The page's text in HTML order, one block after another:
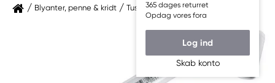
365 dages returret
Opdag vores fora
Log ind
Skab konto
Blyanter, penne & kridt Tuschpenne & markers